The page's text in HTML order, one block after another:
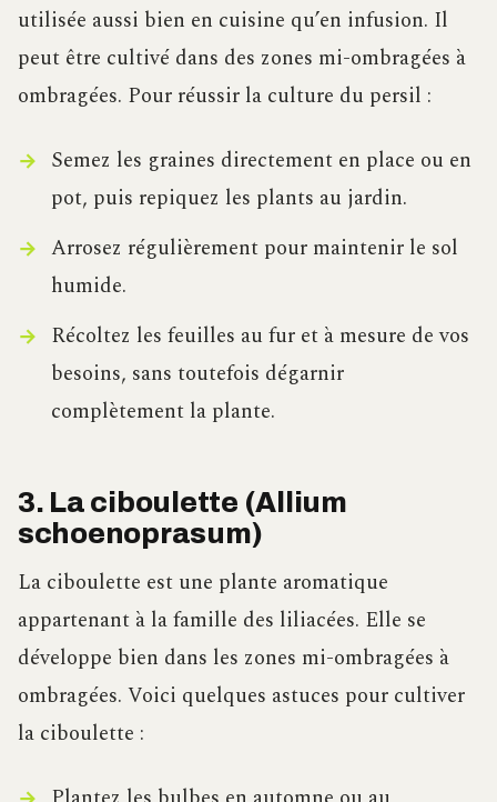
utilisée aussi bien en cuisine qu’en infusion. Il
peut être cultivé dans des zones mi-ombragées à
ombragées. Pour réussir la culture du persil :
Semez les graines directement en place ou en
pot, puis repiquez les plants au jardin.
Arrosez régulièrement pour maintenir le sol
humide.
Récoltez les feuilles au fur et à mesure de vos
besoins, sans toutefois dégarnir
complètement la plante.
3. La ciboulette (Allium
schoenoprasum)
La ciboulette est une plante aromatique
appartenant à la famille des liliacées. Elle se
développe bien dans les zones mi-ombragées à
ombragées. Voici quelques astuces pour cultiver
la ciboulette :